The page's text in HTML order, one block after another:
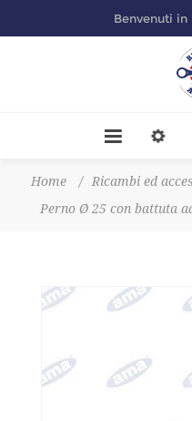
Benvenuti
Home / Ricambi ed
Perno Ø 25 con battuta